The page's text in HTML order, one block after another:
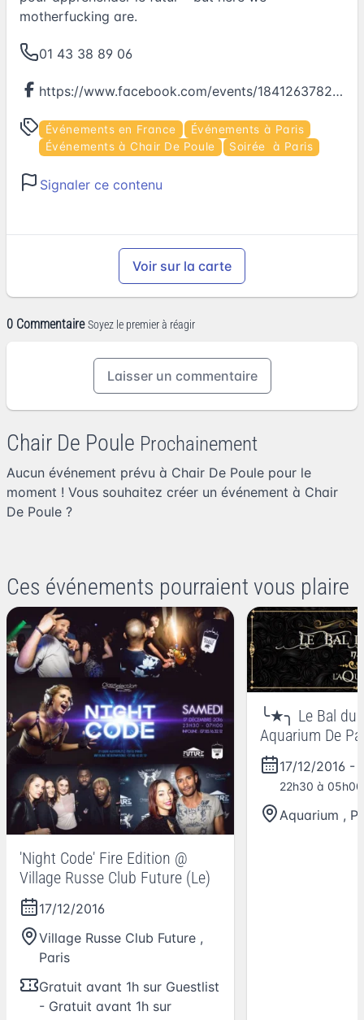
motherfucking are.
01 43 38 89 06
https://www.facebook.com/events/1841263782785987
Événements en France
Événements à Paris
Événements à Chair De Poule
Soirée à Paris
Signaler ce contenu
Voir sur la carte
0 Commentaire Soyez le premier à réagir
Laisser un commentaire
Chair De Poule Prochainement
Aucun événement prévu à Chair De Poule pour le
moment ! Vous souhaitez créer un événement à Chair
De Poule ?
Ces événements pourraient vous plaire
'Night Code' Fire Edition @
Village Russe Club Future (Le)
17/12/2016
Village Russe Club Future ,
Paris
Gratuit avant 1h sur Guestlist
- Gratuit avant 1h sur
╰★╮ Le Bal du
Aquarium De
17/12/16╰★╮
17/12/2016 -
22h30 à 05h00
Aquarium ,